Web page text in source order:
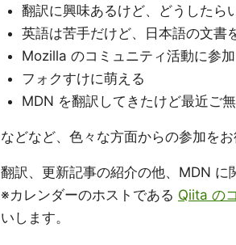
翻訳に興味あるけど、どうしたら
英語は苦手だけど、日本語の文書
Mozilla のコミュニティ活動に参
フォクすけに萌える
MDN を翻訳してきたけど最近ご
などなど、色々な方面からの参加を
翻訳、更新記事の紹介の他、MDN
※カレンダーのホストである Qiita の
いします。